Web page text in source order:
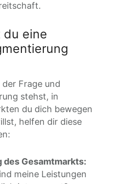
du eine
Frage und
stehst, in
du dich bewegen
helfen dir diese
des Gesamtmarkts:
meine Leistungen